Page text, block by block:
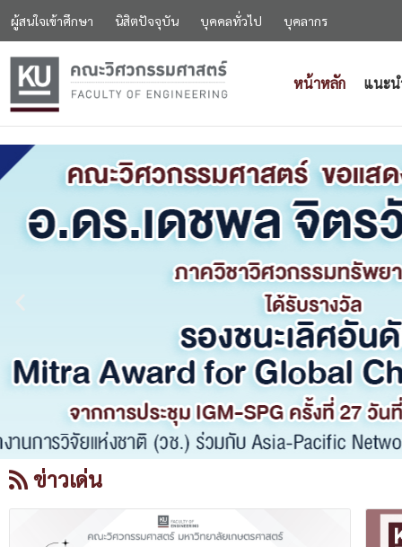
ผู้สนใจเข้าศึกษา นิสิตปัจจุบัน บุคคลทั่วไป บุคลากร
หน้าหลัก แนะ
ข่าวเด่น